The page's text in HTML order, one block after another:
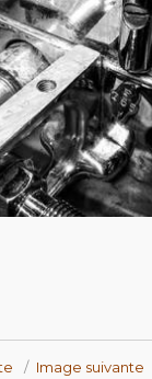
Image suivante